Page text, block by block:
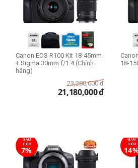
THIẾT LẬP LẠI
Canon EOS R100 Kit 18-45mm
+ Sigma 30mm f/1.4 (Chính
hãng)
23,280,000 đ
21,180,000đ
18-
GIẢM
THÊM
7%
GIẢM
THÊM